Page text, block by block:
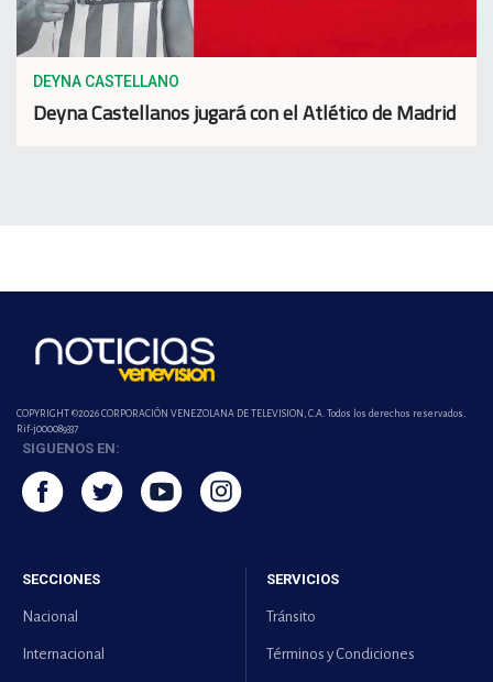
DEYNA CASTELLANO
Deyna Castellanos jugará con el Atlético de Madrid
COPYRIGHT ©2026 CORPORACIÓN VENEZOLANA DE TELEVISION, C.A. Todos los derechos reservados.
Rif-j000089337
SIGUENOS EN:
SECCIONES
Nacional
Internacional
SERVICIOS
Tránsito
Términos y Condiciones